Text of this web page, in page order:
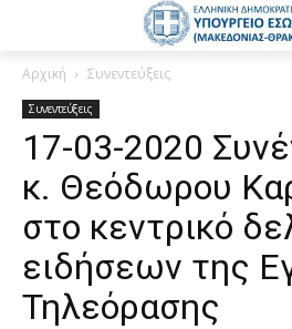
Αρχική Συνεντεύξεις
Συνεντεύξεις
17-03-2020
κ. Θεόδωρου
στο κεντρικό
ειδήσεων της
Τηλεόρασης